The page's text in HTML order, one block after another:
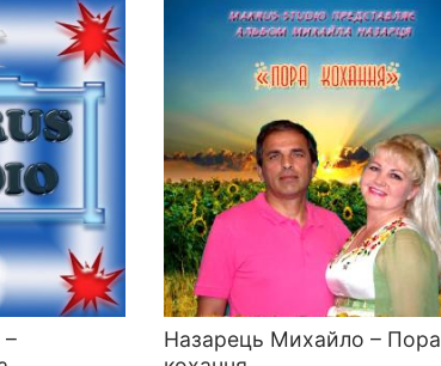
–
Назарець Михайло – Пора